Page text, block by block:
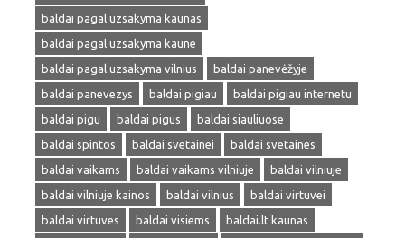
baldai pagal uzsakyma kaunas
baldai pagal uzsakyma kaune
baldai pagal uzsakyma vilnius
baldai panevėžyje
baldai panevezys
baldai pigiau
baldai pigiau internetu
baldai pigu
baldai pigus
baldai siauliuose
baldai spintos
baldai svetainei
baldai svetaines
baldai vaikams
baldai vaikams vilniuje
baldai vilniuje
baldai vilniuje kainos
baldai vilnius
baldai virtuvei
baldai virtuves
baldai visiems
baldai.lt kaunas